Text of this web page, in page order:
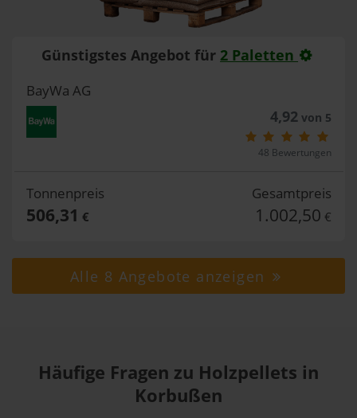
Günstigstes Angebot für 2 Paletten
BayWa AG
4,92von 5
48 Bewertungen
Tonnenpreis
506,31 €
Gesamtpreis
1.002,50 €
Alle 8 Angebote anzeigen
Häufige Fragen zu Holzpellets in
Korbußen